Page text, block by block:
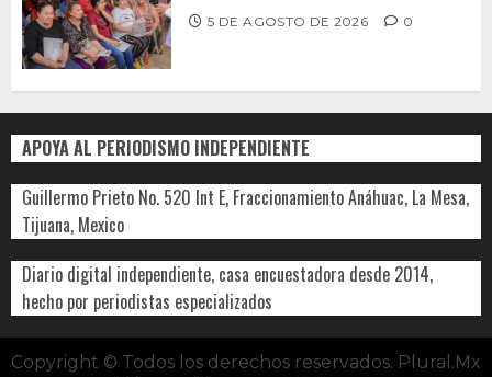
5 DE AGOSTO DE 2026 0
APOYA AL PERIODISMO INDEPENDIENTE
Guillermo Prieto No. 520 Int E, Fraccionamiento Anáhuac, La Mesa,
Tijuana, Mexico
Diario digital independiente, casa encuestadora desde 2014,
hecho por periodistas especializados
Copyright © Todos los derechos reservados. Plural.Mx